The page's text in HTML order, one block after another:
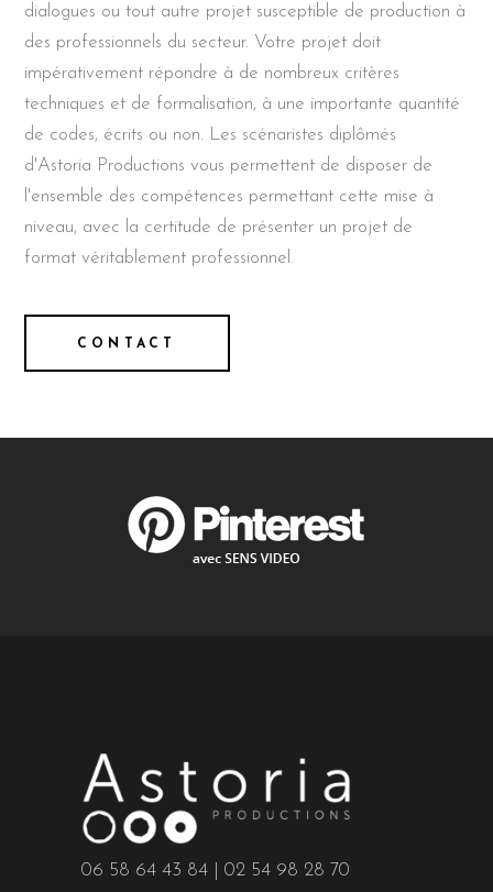
dialogues ou tout autre projet susceptible de production à
des professionnels du secteur. Votre projet doit
impérativement répondre à de nombreux critères
techniques et de formalisation, à une importante quantité
de codes, écrits ou non. Les scénaristes diplômés
d'Astoria Productions vous permettent de disposer de
l'ensemble des compétences permettant cette mise à
niveau, avec la certitude de présenter un projet de
format véritablement professionnel.
CONTACT
06 58 64 43 84 | 02 54 98 28 70